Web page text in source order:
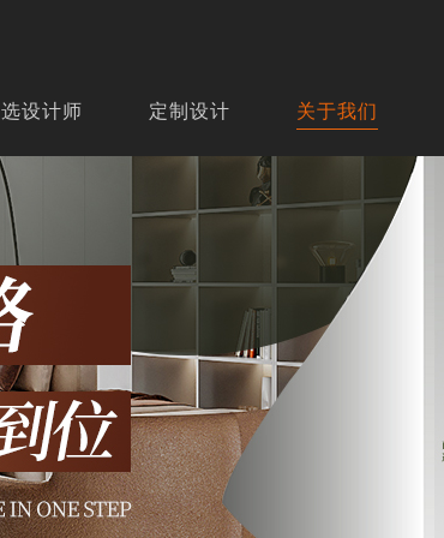
选设计师 定制设计 关于我们